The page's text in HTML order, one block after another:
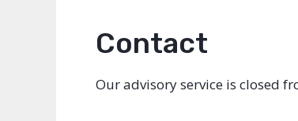
Contact
Our advisory service is closed